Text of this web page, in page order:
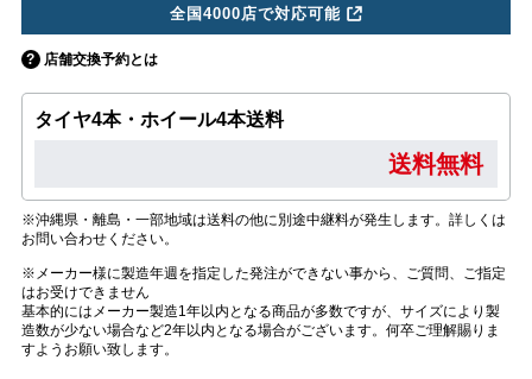
全国4000店で対応可能
店舗交換予約とは
タイヤ4本・ホイール4本送料
送料無料
※沖縄県・離島・一部地域は送料の他に別途中継料が発生します。詳しくは
お問い合わせください。
※メーカー様に製造年週を指定した発注ができない事から、ご質問、ご指定
はお受けできません
基本的にはメーカー製造1年以内となる商品が多数ですが、サイズにより製
造数が少ない場合など2年以内となる場合がございます。何卒ご理解賜りま
すようお願い致します。